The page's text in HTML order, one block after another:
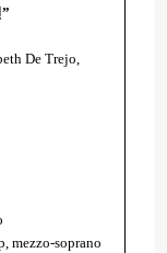
De Trejo,
mezzo-soprano